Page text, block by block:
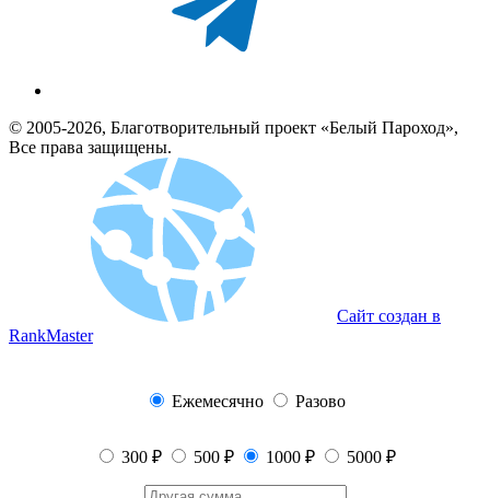
© 2005-2026, Благотворительный проект «Белый Пароход»,
Все права защищены.
Сайт создан в
RankMaster
Ежемесячно Разово
300 ₽ 500 ₽ 1000 ₽ 5000 ₽